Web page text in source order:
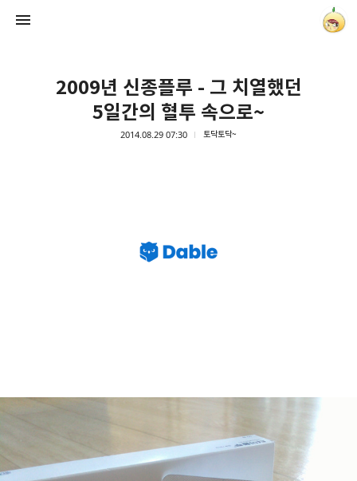
2009년 신종플루 - 그 치열했던
5일간의 혈투 속으로~
2014.08.29 07:30 토닥토닥~